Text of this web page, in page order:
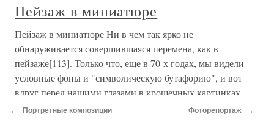
Пейзаж в миниатюре
Пейзаж в миниатюре Ни в чем так ярко не
обнаруживается совершившаяся перемена, как в
пейзаже[113]. Только что, еще в 70-х годах, мы видели
условные фоны и "символическую бутафорию", и вот
вдруг перед нашими глазами в крошечных картинках
расстилается небо, тянутся поля, шуршат
← Портретные композиции Фоторепортаж →